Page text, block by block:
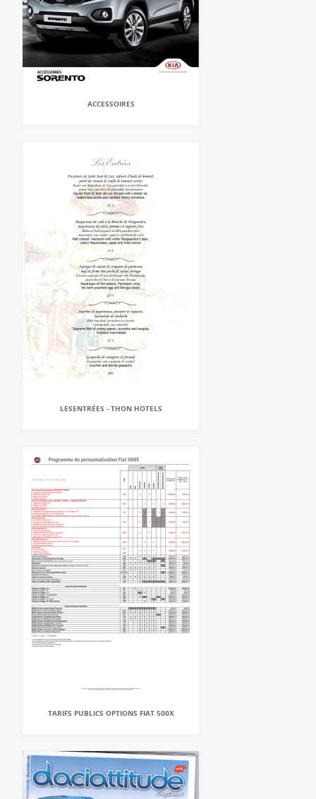
ACCESSOIRES
LESENTRÉES - THON HOTELS
TARIFS PUBLICS OPTIONS FIAT 500X